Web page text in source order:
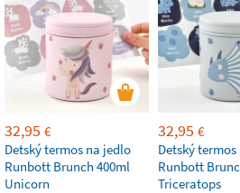
32,95 €
Detský termos na jedlo
Runbott Brunch 400ml
Unicorn
32,95 €
Detský
Runbott
Triceratops